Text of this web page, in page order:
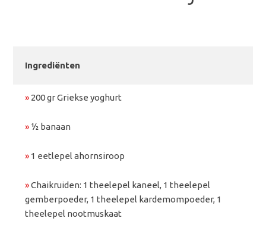
Ingrediënten
» 200 gr Griekse yoghurt
» ½ banaan
» 1 eetlepel ahornsiroop
»Chaikruiden: 1 theelepel kaneel, 1 theelepel
gemberpoeder, 1 theelepel kardemompoeder, 1
theelepel nootmuskaat